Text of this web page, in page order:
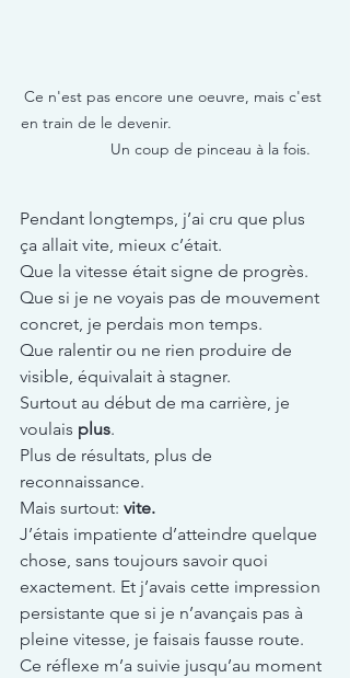
Ce n'est pas encore une oeuvre, mais c'est
en train de le devenir.
                 Un coup de pinceau à la fois.
Pendant longtemps, j’ai cru que plus
ça allait vite, mieux c’était.
Que la vitesse était signe de progrès.
Que si je ne voyais pas de mouvement
concret, je perdais mon temps.
Que ralentir ou ne rien produire de
visible, équivalait à stagner.
Surtout au début de ma carrière, je
voulais plus.
Plus de résultats, plus de
reconnaissance.
Mais surtout: vite.
J’étais impatiente d’atteindre quelque
chose, sans toujours savoir quoi
exactement. Et j’avais cette impression
persistante que si je n’avançais pas à
pleine vitesse, je faisais fausse route.
Ce réflexe m’a suivie jusqu’au moment